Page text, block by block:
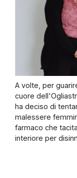
A volte, per
cuore
ha deciso di
malessere
farmaco che
interiore per